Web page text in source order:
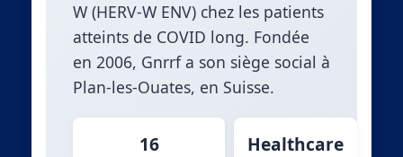
W (HERV-W ENV) chez les patients
atteints de COVID long. Fondée
en 2006, Gnrrf a son siège social à
Plan-les-Ouates, en Suisse.
16 Healthcare